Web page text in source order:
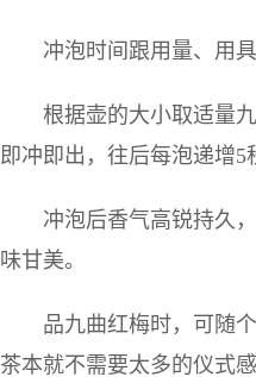
冲泡时间跟用量、用
根据壶的大小取适量
即冲即出，往后每泡递增5
冲泡后香气高锐持久
味甘美。
品九曲红梅时，可随
茶本就不需要太多的仪式